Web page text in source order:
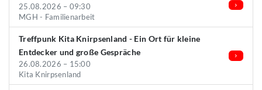
25.08.2026 – 09:30
MGH - Familienarbeit
Treffpunk Kita Knirpsenland - Ein Ort für kleine
Entdecker und große Gespräche
26.08.2026 – 15:00
Kita Knirpsenland